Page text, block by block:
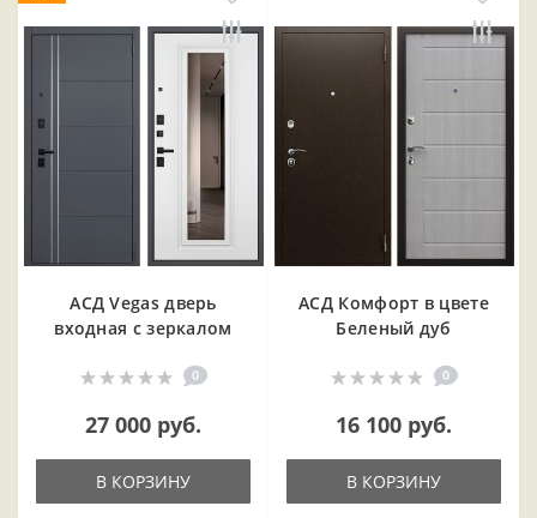
АСД Vegas дверь
входная с зеркалом
0
27 000 руб.
В КОРЗИНУ
АСД Комфорт в цвете
Беленый дуб
0
16 100 руб.
В КОРЗИНУ